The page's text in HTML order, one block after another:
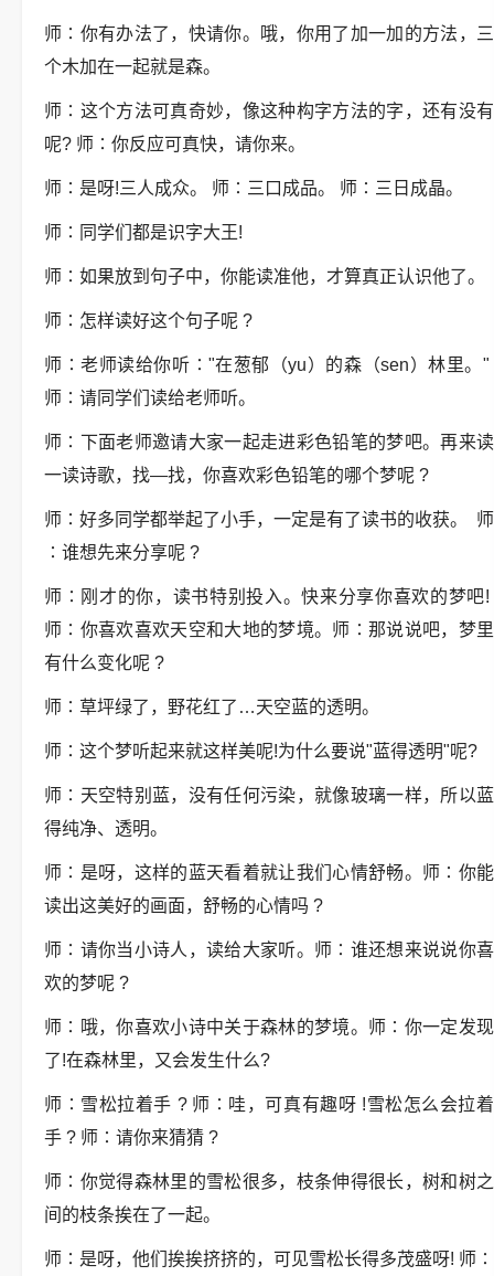
师∶你有办法了，快请你。哦，你用了加一加的方法，三
个木加在一起就是森。
师∶这个方法可真奇妙，像这种构字方法的字，还有没有
呢? 师∶你反应可真快，请你来。
师∶是呀!三人成众。 师∶三口成品。 师∶三日成晶。
师∶同学们都是识字大王!
师∶如果放到句子中，你能读准他，才算真正认识他了。
师∶怎样读好这个句子呢 ?
师∶老师读给你听∶"在葱郁（yu）的森（sen）林里。"
师∶请同学们读给老师听。
师∶下面老师邀请大家一起走进彩色铅笔的梦吧。再来读
一读诗歌，找—找，你喜欢彩色铅笔的哪个梦呢 ?
师∶好多同学都举起了小手，一定是有了读书的收获。 师
∶谁想先来分享呢 ?
师∶刚才的你，读书特别投入。快来分享你喜欢的梦吧!
师∶你喜欢喜欢天空和大地的梦境。师∶那说说吧，梦里
有什么变化呢 ?
师∶草坪绿了，野花红了…天空蓝的透明。
师∶这个梦听起来就这样美呢!为什么要说"蓝得透明"呢?
师∶天空特别蓝，没有任何污染，就像玻璃一样，所以蓝
得纯净、透明。
师∶是呀，这样的蓝天看着就让我们心情舒畅。师∶你能
读出这美好的画面，舒畅的心情吗 ?
师∶请你当小诗人，读给大家听。师∶谁还想来说说你喜
欢的梦呢 ?
师∶哦，你喜欢小诗中关于森林的梦境。师∶你一定发现
了!在森林里，又会发生什么?
师∶雪松拉着手 ? 师∶哇，可真有趣呀 !雪松怎么会拉着
手 ? 师∶请你来猜猜 ?
师∶你觉得森林里的雪松很多，枝条伸得很长，树和树之
间的枝条挨在了一起。
师∶是呀，他们挨挨挤挤的，可见雪松长得多茂盛呀! 师∶